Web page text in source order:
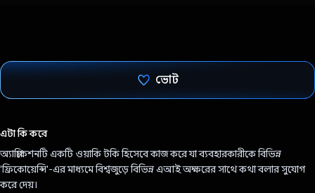
ভোট
এটা কি করে
অ্যাপ্লিকেশনটি একটি ওয়াকি টকি হিসেবে কাজ করে যা ব্যবহারকারীকে বিভিন্ন
'ফ্রিকোয়েন্সি'-এর মাধ্যমে বিশ্বজুড়ে বিভিন্ন এআই অক্ষরের সাথে কথা বলার সুযোগ
করে দেয়।